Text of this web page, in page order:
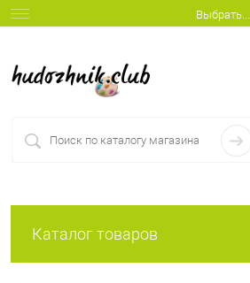
Выбрать...
Каталог товаров